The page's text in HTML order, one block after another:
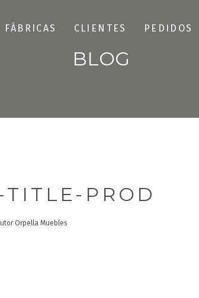
FÁBRICAS CLIENTES PEDIDOS
BLOG
PROD
Orpella Muebles